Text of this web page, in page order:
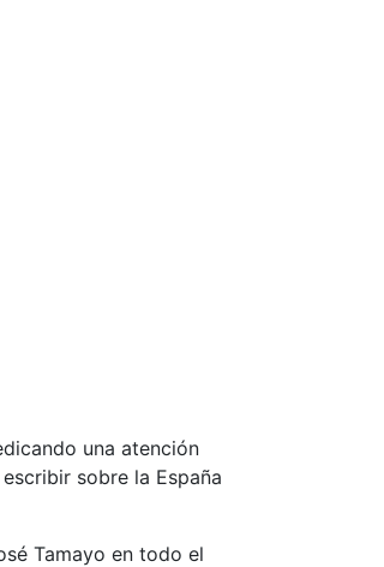
una atención
sobre la España
Tamayo en todo el